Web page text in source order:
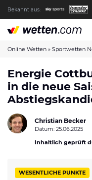
Bekannt aus:
Die wetten.com
So bewerten wir die
wetten.com auf
wetten.com auf
Spielsucht Hilfe &
Über Uns
Kontakt
Verantwortungsvolles
Online Wetten » Sportwetten
Energie
in die neue
Christian Becker
Datum: 25.06.2025
Inhaltlich geprüft
WESENTLICHE PUNKTE